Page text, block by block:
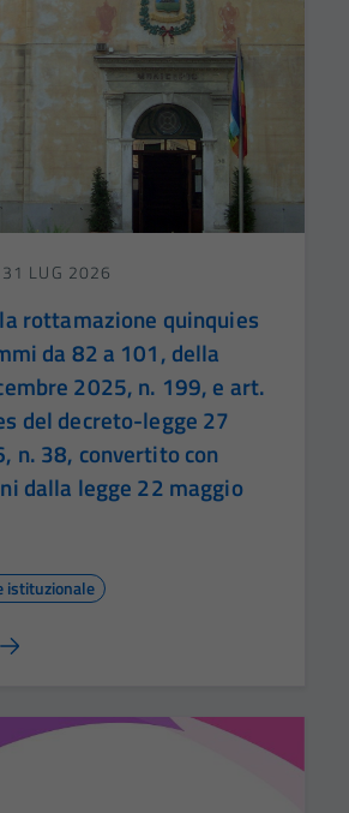
31 LUG 2026
rottamazione quinquies
da 82 a 101, della
2025, n. 199, e art.
del decreto-legge 27
n. 38, convertito con
dalla legge 22 maggio
istituzionale